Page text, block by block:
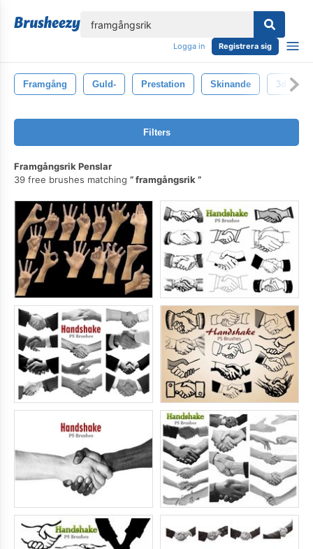
Logga in Registrera sig
Framgång Guld- Prestation Skinande 3d
Filters
Framgångsrik Penslar
39 free brushes matching
framgångsrik